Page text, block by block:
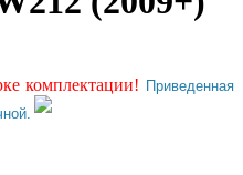
комплектации! Приведенная